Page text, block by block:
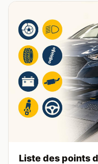
Liste des points